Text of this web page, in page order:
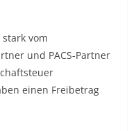
vom
und PACS-Partner
einen Freibetrag